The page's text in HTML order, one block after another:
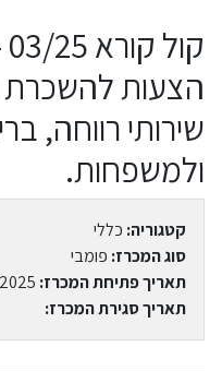
הצעות להשכרת
שירותי רווחה,
ולמשפחות.
קטגוריה: כללי
סוג המכרז: פומבי
תאריך פתיחת המכרז:
תאריך סגירת המכרז: